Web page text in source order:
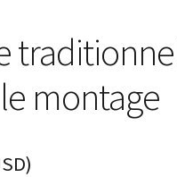
montage
)